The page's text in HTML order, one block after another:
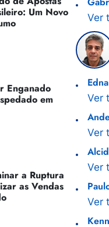
Um Novo
Enganado
em
a Ruptura
as Vendas
Ver
Ver
Ver
Ver
Ver